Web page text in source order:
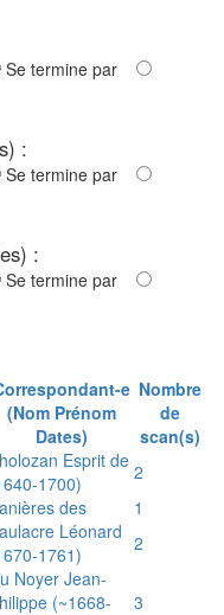
Se termine par
:
Se termine par
:
Se termine par
e
(Nom Prénom
Dates)
Nombre
de
scan(s)
Esprit de
1700)
2
des
1
Léonard
1761)
2
Noyer Jean-
(~1668-
3